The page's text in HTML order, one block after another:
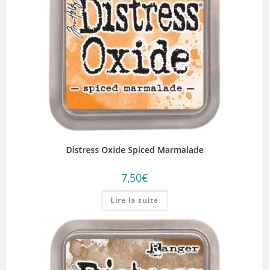
Distress Oxide Spiced Marmalade
7,50€
Lire la suite